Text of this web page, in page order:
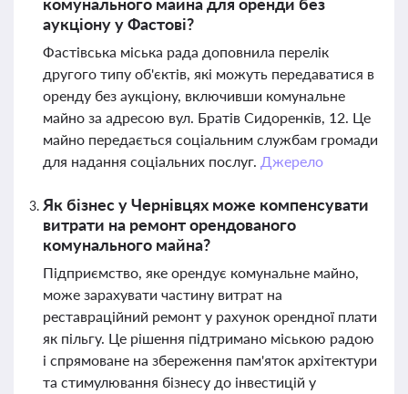
аукціону у Фастові?
Фастівська міська рада доповнила перелік
другого типу об'єктів, які можуть передаватися в
оренду без аукціону, включивши комунальне
майно за адресою вул. Братів Сидоренків, 12. Це
майно передається соціальним службам громади
для надання соціальних послуг. Джерело
Як бізнес у Чернівцях може компенсувати
витрати на ремонт орендованого
комунального майна?
Підприємство, яке орендує комунальне майно,
може зарахувати частину витрат на
реставраційний ремонт у рахунок орендної плати
як пільгу. Це рішення підтримано міською радою
і спрямоване на збереження пам'яток архітектури
та стимулювання бізнесу до інвестицій у